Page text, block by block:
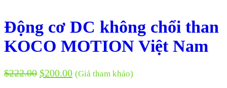
Động cơ DC không chổi than
KOCO MOTION Việt Nam
$222.00 $200.00 (Giá tham khảo)